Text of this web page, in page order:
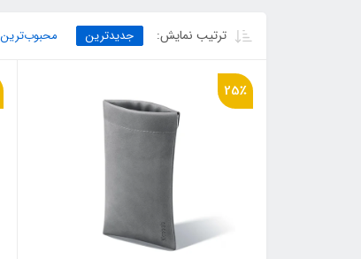
ترتیب نمایش: جدیدترین محبوب‌ترین
25٪